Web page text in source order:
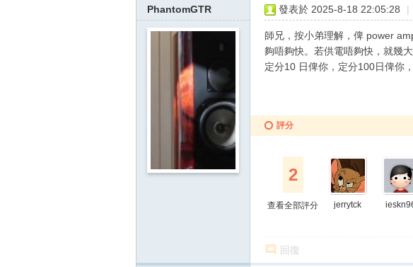
PhantomGTR 發表於 2025-8-18 22:05:28 |
師兄，按小弟理解，俾 power
夠唔夠快。若供電唔夠快，就幾
定分10 日俾你，定分100日俾你
評分
2
查看全部評分 jerrytck
回復